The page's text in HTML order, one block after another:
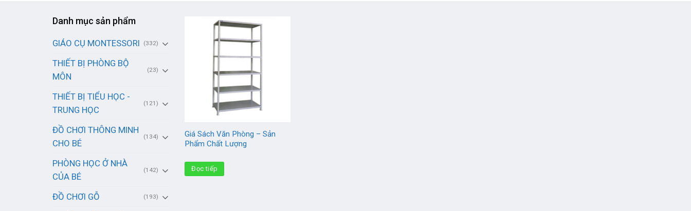
Danh mục sản phẩm
GIÁO CỤ MONTESSORI (332)
THIẾT BỊ PHÒNG BỘ
MÔN
(23)
THIẾT BỊ TIỂU HỌC -
TRUNG HỌC
(121)
ĐỒ CHƠI THÔNG MINH
CHO BÉ
(134)
PHÒNG HỌC Ở NHÀ
CỦA BÉ
(142)
ĐỒ CHƠI GỖ (193)
Giá Sách Văn Phòng – Sản
Phẩm Chất Lượng
Đọc tiếp